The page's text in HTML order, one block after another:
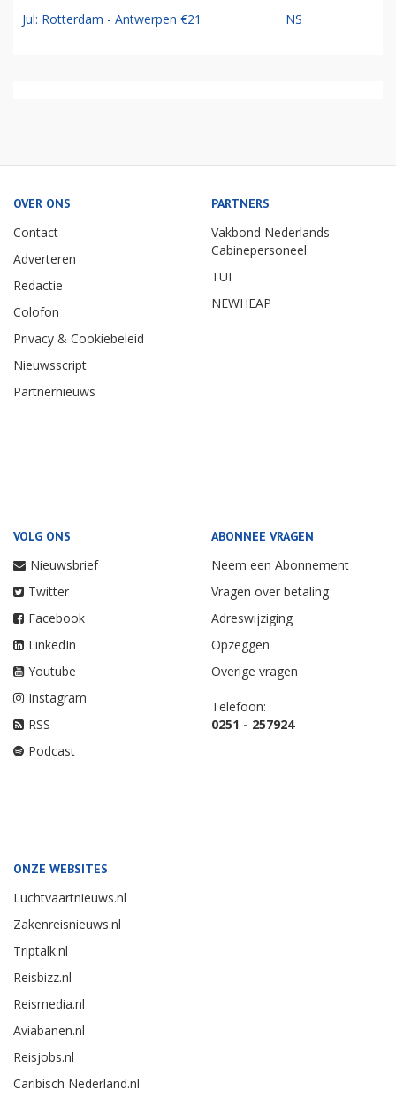
Jul: Rotterdam - Antwerpen €21 NS
OVER ONS
Contact
Adverteren
Redactie
Colofon
Privacy & Cookiebeleid
Nieuwsscript
Partnernieuws
PARTNERS
Vakbond Nederlands
Cabinepersoneel
TUI
NEWHEAP
VOLG ONS
Nieuwsbrief
Twitter
Facebook
LinkedIn
Youtube
Instagram
RSS
Podcast
ABONNEE VRAGEN
Neem een Abonnement
Vragen over betaling
Adreswijziging
Opzeggen
Overige vragen
Telefoon:
0251 - 257924
ONZE WEBSITES
Luchtvaartnieuws.nl
Zakenreisnieuws.nl
Triptalk.nl
Reisbizz.nl
Reismedia.nl
Aviabanen.nl
Reisjobs.nl
Caribisch Nederland.nl